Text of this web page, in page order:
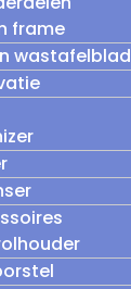
frame
wastafelblad